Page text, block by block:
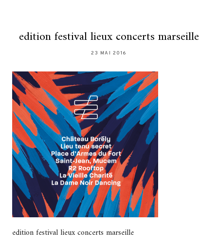
edition festival lieux concerts marseille
23 MAI 2016
edition festival lieux concerts marseille